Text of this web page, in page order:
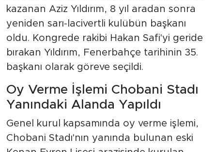
kazanan Aziz Yıldırım, 8 yıl aradan sonra
yeniden sarı-lacivertli kulübün başkanı
oldu. Kongrede rakibi Hakan Safi'yi geride
bırakan Yıldırım, Fenerbahçe tarihinin 35.
başkanı olarak göreve seçildi.
Oy Verme İşlemi Chobani Stadı
Yanındaki Alanda Yapıldı
Genel kurul kapsamında oy verme işlemi,
Chobani Stadı'nın yanında bulunan eski